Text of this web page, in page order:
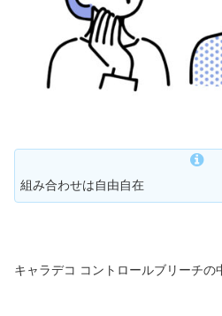
組み合わせは自由自在
キャラデコ コントロールブリーチの